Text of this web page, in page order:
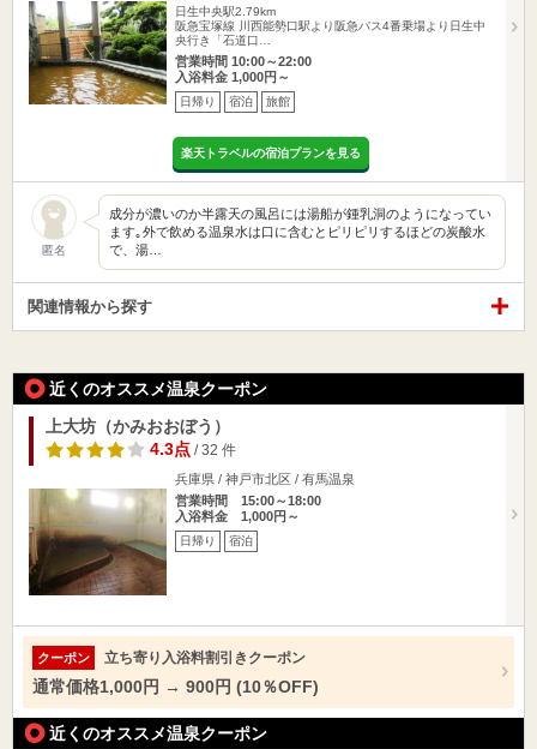
日生中央駅2.79km
阪急宝塚線 川西能勢口駅より阪急バス4番乗場より日生中
央行き「石道口…
営業時間 10:00～22:00
入浴料金 1,000円～
日帰り 宿泊 旅館
楽天トラベルの宿泊プランを見る
匿名
成分が濃いのか半露天の風呂には湯船が鍾乳洞のようになってい
ます｡外で飲める温泉水は口に含むとピリピリするほどの炭酸水
で、湯…
関連情報から探す
近くのオススメ温泉クーポン
上大坊（かみおおぼう）
4.3点/ 32 件
兵庫県 / 神戸市北区 / 有馬温泉
営業時間 15:00～18:00
入浴料金 1,000円～
日帰り 宿泊
クーポン 立ち寄り入浴料割引きクーポン
通常価格1,000円 → 900円 (10％OFF)
近くのオススメ温泉クーポン